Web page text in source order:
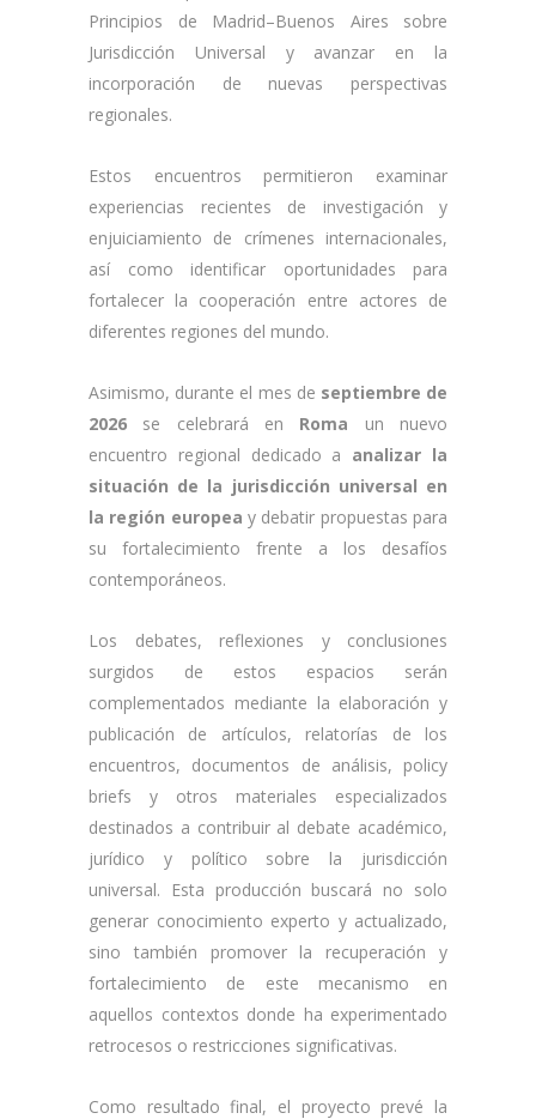
Principios de Madrid–Buenos Aires sobre
Jurisdicción Universal y avanzar en la
incorporación de nuevas perspectivas
regionales.
Estos encuentros permitieron examinar
experiencias recientes de investigación y
enjuiciamiento de crímenes internacionales,
así como identificar oportunidades para
fortalecer la cooperación entre actores de
diferentes regiones del mundo.
Asimismo, durante el mes de septiembre de
2026 se celebrará en Roma un nuevo
encuentro regional dedicado a analizar la
situación de la jurisdicción universal en
la región europea y debatir propuestas para
su fortalecimiento frente a los desafíos
contemporáneos.
Los debates, reflexiones y conclusiones
surgidos de estos espacios serán
complementados mediante la elaboración y
publicación de artículos, relatorías de los
encuentros, documentos de análisis, policy
briefs y otros materiales especializados
destinados a contribuir al debate académico,
jurídico y político sobre la jurisdicción
universal. Esta producción buscará no solo
generar conocimiento experto y actualizado,
sino también promover la recuperación y
fortalecimiento de este mecanismo en
aquellos contextos donde ha experimentado
retrocesos o restricciones significativas.
Como resultado final, el proyecto prevé la